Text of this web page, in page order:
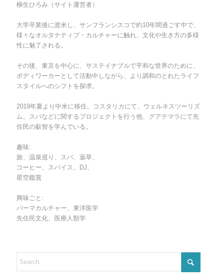
柳生ひろみ（サイト運営者）
大学卒業後に渡米し、サンフランシスコで約10年間過ごす中で、
様々なオルタナティブ・カルチャーに触れ、文化や生き方の多様
性に魅了される。
その後、東京を中心に、サステイナブルで平和な世界のために、
ボディワーカーとして活動中しながら、より調和のとれたライフ
スタイルへのシフトを探求。
2019年夏より中米に移住。コスタリカにて、ウェルネスツーリズ
ム、スパなどに関するプロジェクトを行う他、グアテマラにて先
住民の叡智を学んでいる。
趣味:
旅、温泉巡り、スパ、薬草、
コーヒー、スパイス、DJ、
星空鑑賞
興味ごと:
パーマカルチャー、東洋医学
先住民文化、医療人類学